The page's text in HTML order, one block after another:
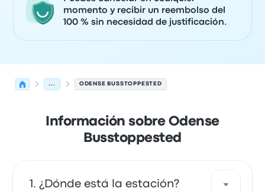
momento y recibir un reembolso del
100 % sin necesidad de justificación.
... ODENSE BUSSTOPPESTED
Información sobre Odense
Busstoppested
¿Dónde está la estación?